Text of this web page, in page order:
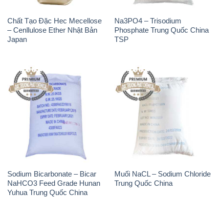
Chất Tạo Đặc Hec Mecellose
– Cenllulose Ether Nhật Bản
Japan
Na3PO4 – Trisodium
Phosphate Trung Quốc China
TSP
Sodium Bicarbonate – Bicar
NaHCO3 Feed Grade Hunan
Yuhua Trung Quốc China
Muối NaCL – Sodium Chloride
Trung Quốc China